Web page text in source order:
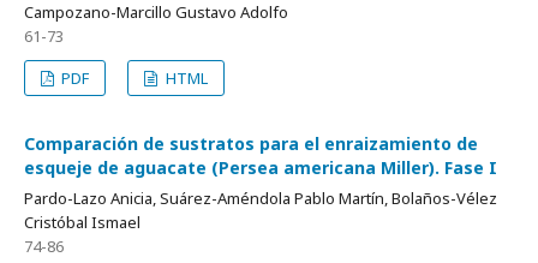
Campozano-Marcillo Gustavo Adolfo
61-73
PDF
HTML
Comparación de sustratos para el enraizamiento de
esqueje de aguacate (Persea americana Miller). Fase I
Pardo-Lazo Anicia, Suárez-Améndola Pablo Martín, Bolaños-Vélez
Cristóbal Ismael
74-86